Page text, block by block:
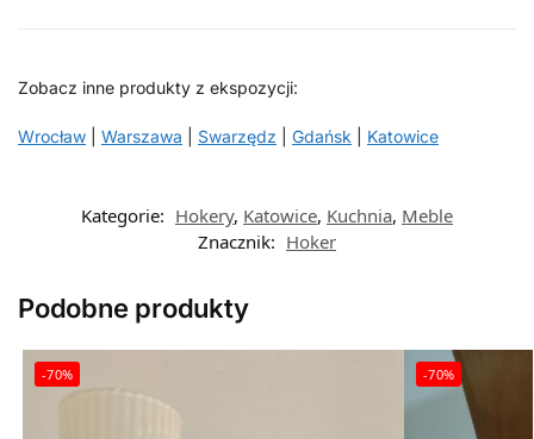
Zobacz inne produkty z ekspozycji:
Wrocław Warszawa Swarzędz Gdańsk Katowice
Kategorie: Hokery, Katowice, Kuchnia, Meble
Znacznik: Hoker
Podobne produkty
-70% -70%